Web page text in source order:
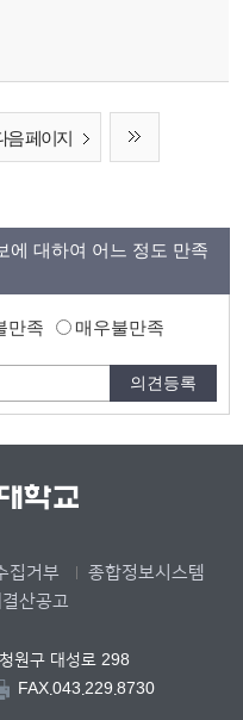
음 페이지
에 대하여 어느 정도 만족
만족 매우불만족
집거부
종합정보시스템
산공고
원구 대성로 298
FAX.043.229.8730